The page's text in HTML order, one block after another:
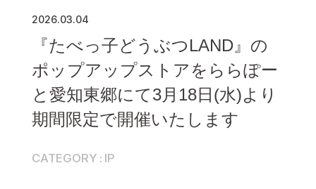
2026.03.04
『たべっ子どうぶつLAND』の
ポップアップストアをららぽー
と愛知東郷にて3月18日(水)より
期間限定で開催いたします
CATEGORY IP